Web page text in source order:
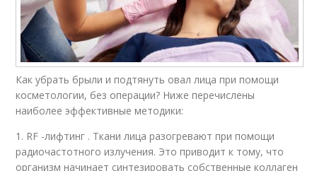
Как убрать брыли и подтянуть овал лица при помощи
косметологии, без операции? Ниже перечислены
наиболее эффективные методики:
1. RF -лифтинг . Ткани лица разогревают при помощи
радиочастотного излучения. Это приводит к тому, что
организм начинает синтезировать собственные коллаген